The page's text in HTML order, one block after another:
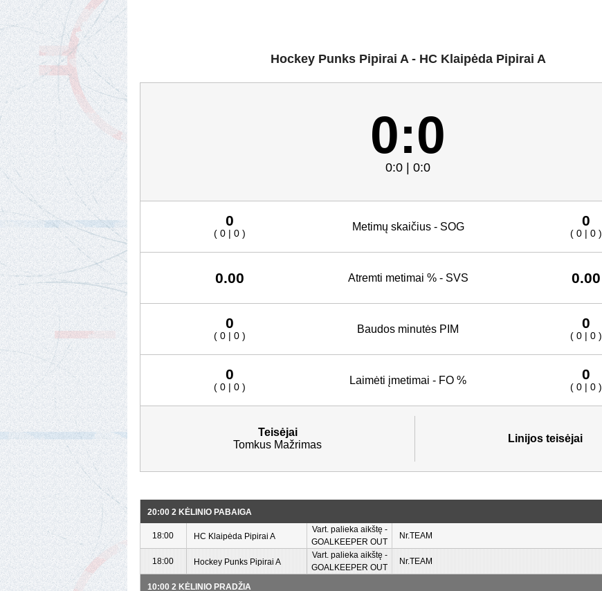
Hockey Punks Pipirai A - HC Klaipėda Pipirai A
0:0
0:0 | 0:0
0
( 0 | 0 )
Metimų skaičius - SOG 0
( 0 | 0 )
0.00 Atremti metimai % - SVS 0.00
0
( 0 | 0 )
Baudos minutės PIM 0
( 0 | 0 )
0
( 0 | 0 )
Laimėti įmetimai - FO % 0
( 0 | 0 )
Teisėjai
Tomkus Mažrimas
Linijos teisėjai
20:00 2 KĖLINIO PABAIGA
18:00 HC Klaipėda Pipirai A
Vart. palieka aikštę -
GOALKEEPER OUT
Nr.TEAM
18:00 Hockey Punks Pipirai A
Vart. palieka aikštę -
GOALKEEPER OUT
Nr.TEAM
10:00 2 KĖLINIO PRADŽIA